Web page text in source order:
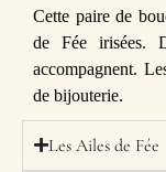
Cette paire de
de Fée irisées.
accompagnent.
de bijouterie.
Les Ailes de Fée